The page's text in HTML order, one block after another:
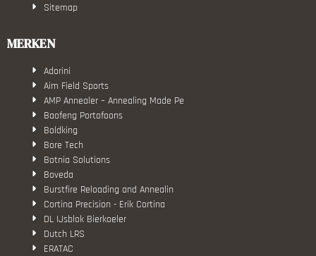
Sitemap
MERKEN
Adorini
Aim Field Sports
AMP Annealer – Annealing Made Pe
Baofeng Portofoons
Boldking
Bore Tech
Botnia Solutions
Boveda
Burstfire Reloading and Annealin
Cortina Precision - Erik Cortina
DL IJsblok Bierkoeler
Dutch LRS
ERATAC